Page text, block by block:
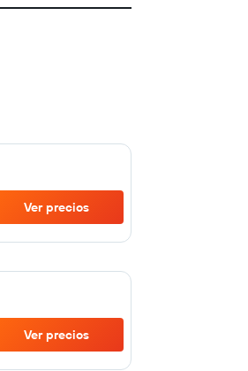
Ver precios
Ver precios